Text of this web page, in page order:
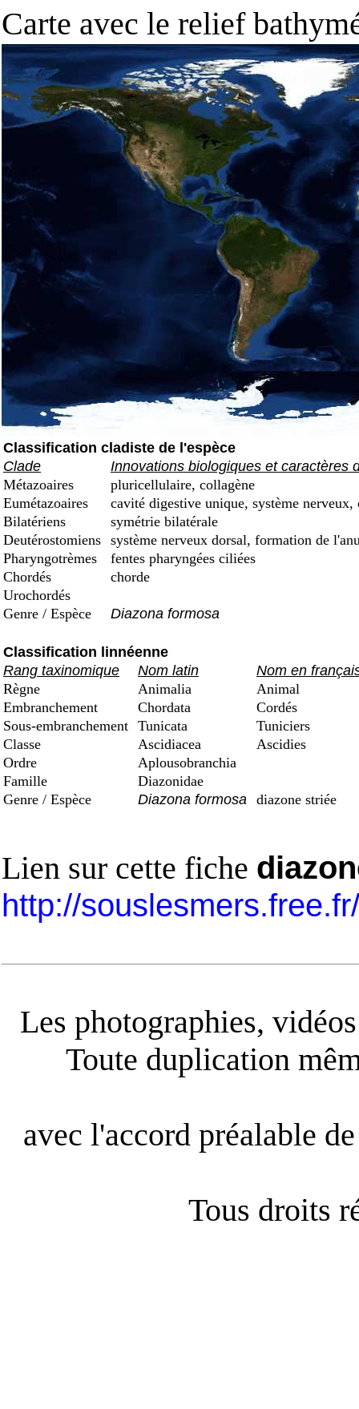
Carte avec le relief
Classification cladiste de l'espèce
Clade
Innovations biologiques et caractères
Métazoaires
pluricellulaire, collagène
Eumétazoaires
cavité digestive unique, système nerveux,
Bilatériens
symétrie bilatérale
Deutérostomiens système nerveux dorsal, formation de
Pharyngotrèmes
fentes pharyngées ciliées
Chordés
chorde
Urochordés
Genre / Espèce
Diazona formosa
Classification linnéenne
Rang taxinomique
Nom latin
Nom en
Règne
Animalia
Animal
Embranchement
Chordata
Cordés
Sous-embranchement Tunicata
Tuniciers
Classe
Ascidiacea
Ascidies
Ordre
Aplousobranchia
Famille
Diazonidae
Genre / Espèce
Diazona formosa diazone striée
Lien sur cette fiche
http://
Les photographies,
Toute duplication
avec l'accord préalable
Tous droits